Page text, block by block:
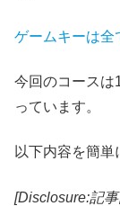
ゲームキーは全
今回のコースは
っています。
以下内容を簡単
[Disclosure:記